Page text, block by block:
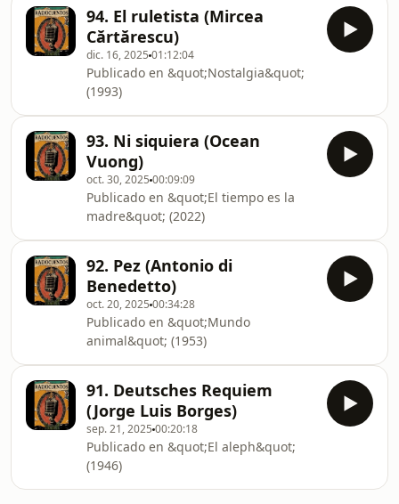
94. El ruletista (Mircea
Cărtărescu)
dic. 16, 2025 01:12:04
Publicado en &quot;Nostalgia&quot;
(1993)
93. Ni siquiera (Ocean
Vuong)
oct. 30, 2025 00:09:09
Publicado en &quot;El tiempo es la
madre&quot; (2022)
92. Pez (Antonio di
Benedetto)
oct. 20, 2025 00:34:28
Publicado en &quot;Mundo
animal&quot; (1953)
91. Deutsches Requiem
(Jorge Luis Borges)
sep. 21, 2025 00:20:18
Publicado en &quot;El aleph&quot;
(1946)